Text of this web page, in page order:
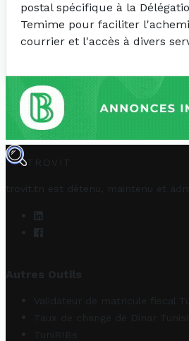
postal spécifique à la
Temime pour faciliter
courrier et l'accès à divers
TROVIT
trovit.tn est détenu, maintenu et
Autres Outils
Validateur de matricule fiscal
Taux de change de Dinar
TuniRIBs